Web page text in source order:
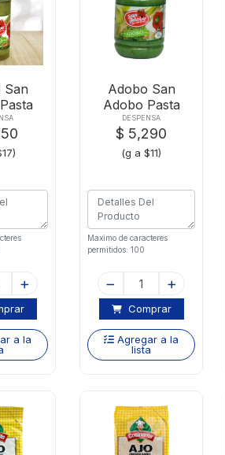
San
a la
Adobo San
Adobo Pasta
X500g
DESPENSA
$ 5,290
(g a $11)
Maximo de caracteres
permitidos: 100
Comprar
Agregar a la
lista